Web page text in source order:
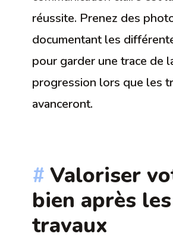
réussite. Prenez des
documentant les
pour garder une trace de
progression lors que les
avanceront.
Valoriser
bien après les
travaux